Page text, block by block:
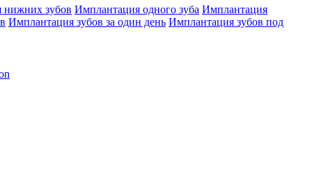
нижних зубов Имплантация одного зуба Имплантация
Имплантация зубов за один день Имплантация зубов под